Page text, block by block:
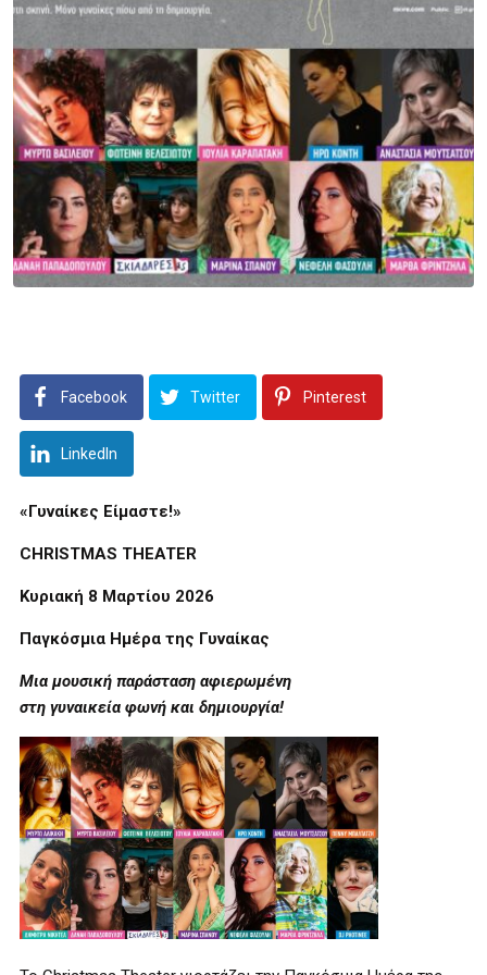
Facebook Twitter Pinterest
LinkedIn
«Γυναίκες Είμαστε!»
CHRISTMAS THEATER
Κυριακή 8 Μαρτίου 2026
Παγκόσμια Ημέρα της Γυναίκας
Μια μουσική παράσταση αφιερωμένη
στη γυναικεία φωνή και δημιουργία!